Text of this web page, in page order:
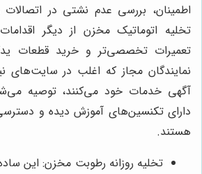
اطمینان، بررسی عدم نشتی در
تخلیه اتوماتیک مخزن از دیگر
تعمیرات تخصصی‌تر و خرید قطعات
نمایندگان مجاز که اغلب در سایت‌های
آگهی خدمات خود می‌کنند، توصیه
دارای تکنسین‌های آموزش دیده و
هستند.
تخلیه روزانه رطوبت مخزن: این